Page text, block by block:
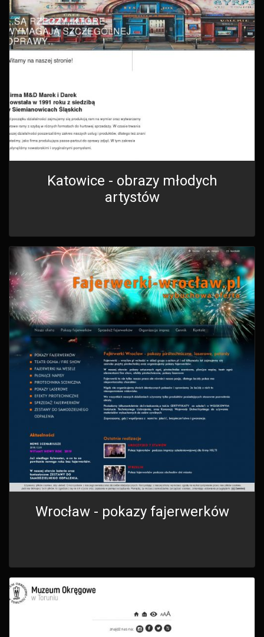
Katowice - obrazy młodych
artystów
Wrocław - pokazy fajerwerków